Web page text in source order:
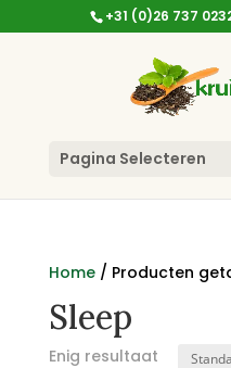
+31 (0)26 737
Pagina Selecteren
Home/ Producten
Sleep
Enig resultaat